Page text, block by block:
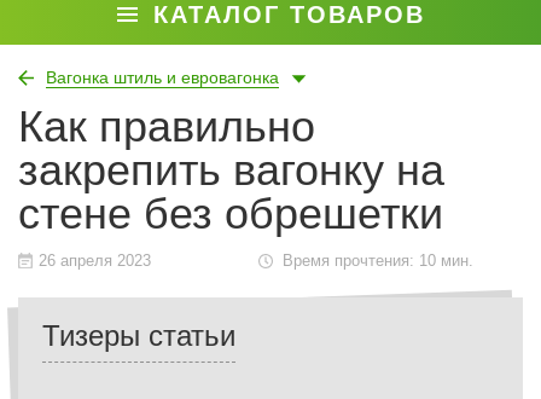
КАТАЛОГ ТОВАРОВ
Вагонка штиль и евровагонка
Как правильно
закрепить вагонку на
стене без обрешетки
26 апреля 2023 Время прочтения: 10 мин.
Тизеры статьи